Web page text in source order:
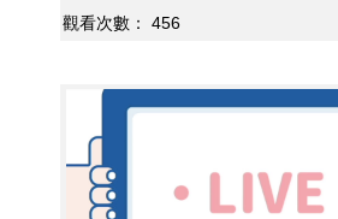
觀看次數：
456